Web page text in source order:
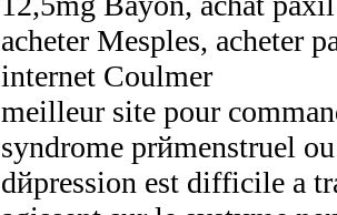
acheter Mesples, acheter
internet Coulmer
meilleur site pour
syndrome prйmenstruel
dйpression est difficile а